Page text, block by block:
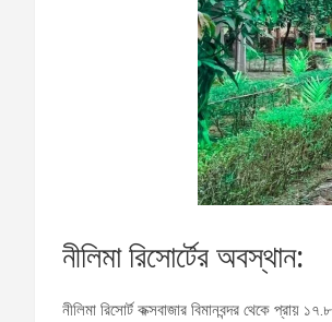
নীলিমা রিসোর্টের অবস্থান:
নীলিমা রিসোর্ট কক্সবাজার বিমানবন্দর থেকে প্রায়